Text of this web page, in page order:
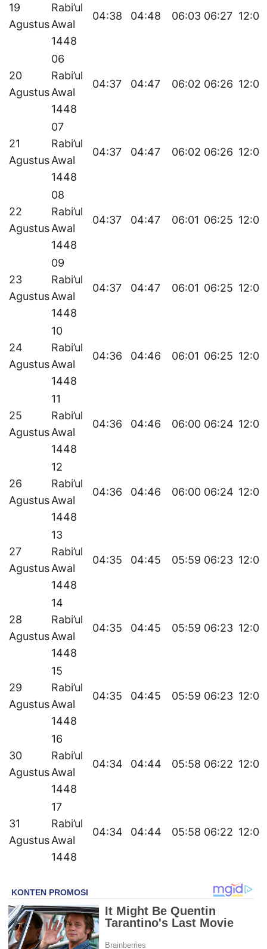
19
Agustus
Rabi’ul
Awal
1448
04:38 04:48 06:03 06:27 12:05
20
Agustus
06
Rabi’ul
Awal
1448
04:37 04:47 06:02 06:26 12:05
21
Agustus
07
Rabi’ul
Awal
1448
04:37 04:47 06:02 06:26 12:04
22
Agustus
08
Rabi’ul
Awal
1448
04:37 04:47 06:01 06:25 12:04
23
Agustus
09
Rabi’ul
Awal
1448
04:37 04:47 06:01 06:25 12:04
24
Agustus
10
Rabi’ul
Awal
1448
04:36 04:46 06:01 06:25 12:04
25
Agustus
11
Rabi’ul
Awal
1448
04:36 04:46 06:00 06:24 12:03
26
Agustus
12
Rabi’ul
Awal
1448
04:36 04:46 06:00 06:24 12:03
27
Agustus
13
Rabi’ul
Awal
1448
04:35 04:45 05:59 06:23 12:03
28
Agustus
14
Rabi’ul
Awal
1448
04:35 04:45 05:59 06:23 12:03
29
Agustus
15
Rabi’ul
Awal
1448
04:35 04:45 05:59 06:23 12:02
30
Agustus
16
Rabi’ul
Awal
1448
04:34 04:44 05:58 06:22 12:02
31
Agustus
17
Rabi’ul
Awal
1448
04:34 04:44 05:58 06:22 12:02